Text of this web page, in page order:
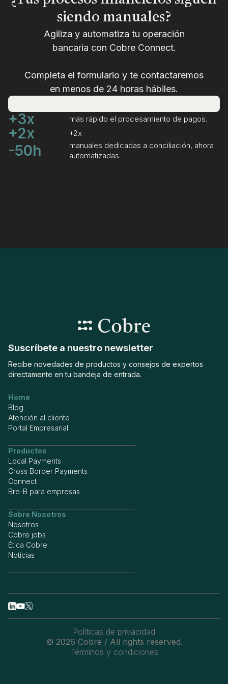
siendo manuales?
Agiliza y automatiza tu operación
bancaria con Cobre Connect.
Completa el formulario y te contactaremos
en menos de 24 horas hábiles.
+3x más rápido el procesamiento de pagos.
+2x +2x
-50h
manuales dedicadas a conciliación, ahora
automatizadas.
Suscríbete a nuestro newsletter
Recibe novedades de productos y consejos de expertos
directamente en tu bandeja de entrada.
Home
Blog
Atención al cliente
Portal Empresarial
Productos
Local Payments
Cross Border Payments
Connect
Bre-B para empresas
Sobre Nosotros
Nosotros
Cobre jobs
Ética Cobre
Noticias
Políticas de privacidad
© 2026 Cobre / All rights reserved.
Términos y condiciones